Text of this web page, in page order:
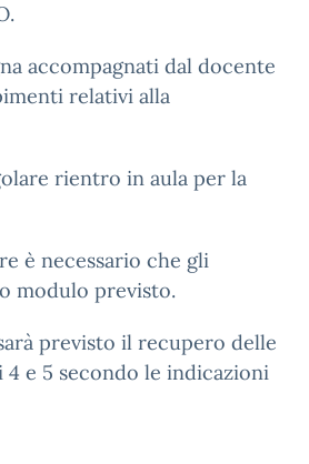
accompagnati dal docente
relativi alla
rientro in aula per la
è necessario che gli
modulo previsto.
previsto il recupero delle
e 5 secondo le indicazioni